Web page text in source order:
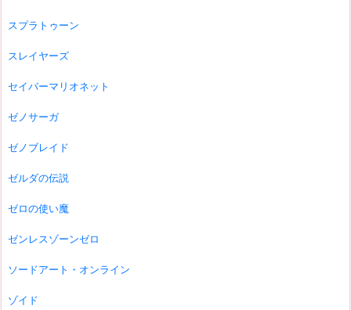
スプラトゥーン
スレイヤーズ
セイバーマリオネット
ゼノサーガ
ゼノブレイド
ゼルダの伝説
ゼロの使い魔
ゼンレスゾーンゼロ
ソードアート・オンライン
ゾイド